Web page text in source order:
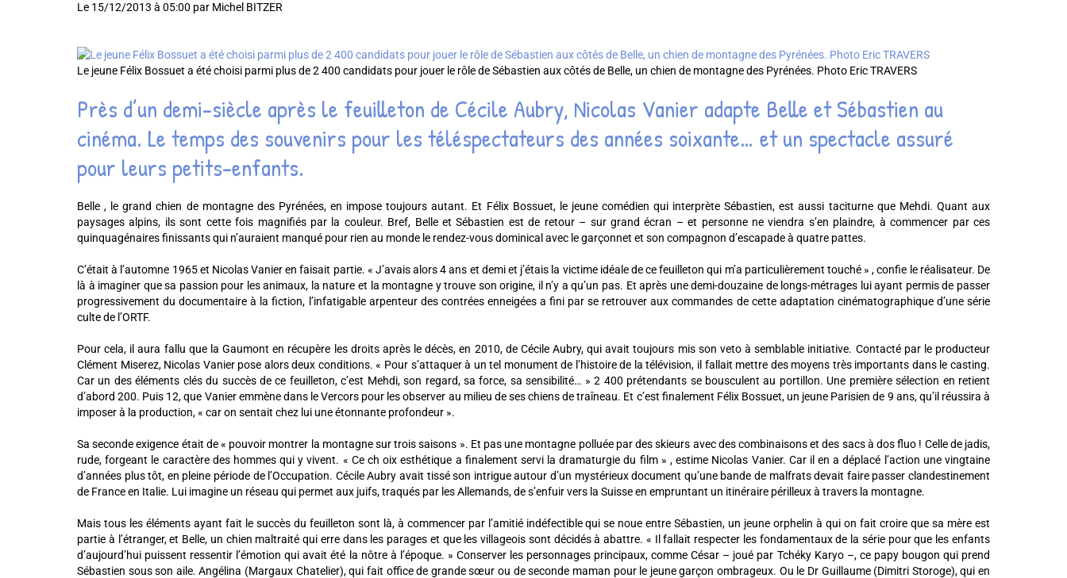
Le 15/12/2013 à 05:00 par Michel BITZER
Le jeune Félix Bossuet a été choisi parmi plus de 2 400 candidats pour jouer le rôle de Sébastien aux côtés de Belle, un chien de montagne des Pyrénées. Photo Eric TRAVERS
Près d’un demi-siècle après le feuilleton de Cécile Aubry, Nicolas Vanier adapte Belle et Sébastien au
cinéma. Le temps des souvenirs pour les téléspectateurs des années soixante… et un spectacle assuré
pour leurs petits-enfants.
Belle , le grand chien de montagne des Pyrénées, en impose toujours autant. Et Félix Bossuet, le jeune comédien qui interprète Sébastien, est aussi taciturne que Mehdi. Quant aux
paysages alpins, ils sont cette fois magnifiés par la couleur. Bref, Belle et Sébastien est de retour – sur grand écran – et personne ne viendra s’en plaindre, à commencer par ces
quinquagénaires finissants qui n’auraient manqué pour rien au monde le rendez-vous dominical avec le garçonnet et son compagnon d’escapade à quatre pattes.
C’était à l’automne 1965 et Nicolas Vanier en faisait partie. « J’avais alors 4 ans et demi et j’étais la victime idéale de ce feuilleton qui m’a particulièrement touché » , confie le réalisateur. De
là à imaginer que sa passion pour les animaux, la nature et la montagne y trouve son origine, il n’y a qu’un pas. Et après une demi-douzaine de longs-métrages lui ayant permis de passer
progressivement du documentaire à la fiction, l’infatigable arpenteur des contrées enneigées a fini par se retrouver aux commandes de cette adaptation cinématographique d’une série
culte de l’ORTF.
Pour cela, il aura fallu que la Gaumont en récupère les droits après le décès, en 2010, de Cécile Aubry, qui avait toujours mis son veto à semblable initiative. Contacté par le producteur
Clément Miserez, Nicolas Vanier pose alors deux conditions. « Pour s’attaquer à un tel monument de l’histoire de la télévision, il fallait mettre des moyens très importants dans le casting.
Car un des éléments clés du succès de ce feuilleton, c’est Mehdi, son regard, sa force, sa sensibilité… » 2 400 prétendants se bousculent au portillon. Une première sélection en retient
d’abord 200. Puis 12, que Vanier emmène dans le Vercors pour les observer au milieu de ses chiens de traîneau. Et c’est finalement Félix Bossuet, un jeune Parisien de 9 ans, qu’il réussira à
imposer à la production, « car on sentait chez lui une étonnante profondeur ».
Sa seconde exigence était de « pouvoir montrer la montagne sur trois saisons ». Et pas une montagne polluée par des skieurs avec des combinaisons et des sacs à dos fluo ! Celle de jadis,
rude, forgeant le caractère des hommes qui y vivent. « Ce ch oix esthétique a finalement servi la dramaturgie du film » , estime Nicolas Vanier. Car il en a déplacé l’action une vingtaine
d’années plus tôt, en pleine période de l’Occupation. Cécile Aubry avait tissé son intrigue autour d’un mystérieux document qu’une bande de malfrats devait faire passer clandestinement
de France en Italie. Lui imagine un réseau qui permet aux juifs, traqués par les Allemands, de s’enfuir vers la Suisse en empruntant un itinéraire périlleux à travers la montagne.
Mais tous les éléments ayant fait le succès du feuilleton sont là, à commencer par l’amitié indéfectible qui se noue entre Sébastien, un jeune orphelin à qui on fait croire que sa mère est
partie à l’étranger, et Belle, un chien maltraité qui erre dans les parages et que les villageois sont décidés à abattre. « Il fallait respecter les fondamentaux de la série pour que les enfants
d’aujourd’hui puissent ressentir l’émotion qui avait été la nôtre à l’époque. » Conserver les personnages principaux, comme César – joué par Tchéky Karyo –, ce papy bougon qui prend
Sébastien sous son aile. Angélina (Margaux Chatelier), qui fait office de grande sœur ou de seconde maman pour le jeune garçon ombrageux. Ou le Dr Guillaume (Dimitri Storoge), qui en